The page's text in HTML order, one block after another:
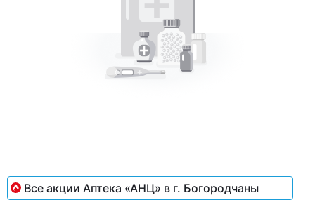
Все акции Аптека «АНЦ» в г. Богородчаны